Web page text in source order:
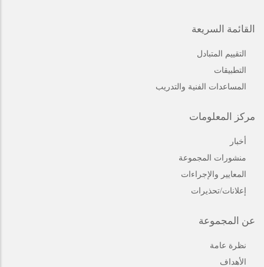
القائمة السريعة
التقييم المتبادل
التطبيقات
المساعدات الفنية والتدريب
مركز المعلومات
أخبار
منشورات المجموعة
المعايير والإجراءات
إعلانات/تحذيرات
عن المجموعة
نظرة عامة
الأهداف